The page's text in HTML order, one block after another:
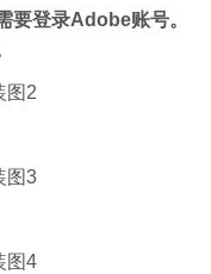
要登录Adobe账号。